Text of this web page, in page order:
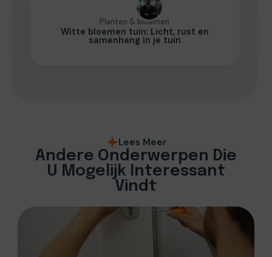
Planten & bloemen
Witte bloemen tuin: Licht, rust en
samenhang in je tuin
Lees Meer
Andere Onderwerpen Die
U Mogelijk Interessant
Vindt